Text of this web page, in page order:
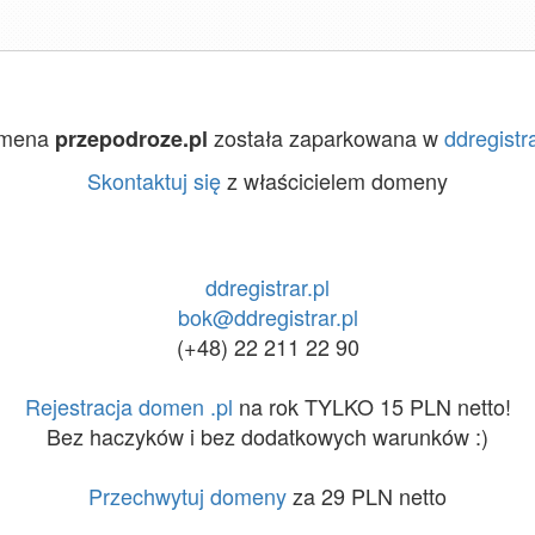
przepodroze.pl została zaparkowana w
Skontaktuj sięz właścicielem domeny
ddregistrar.pl
bok@ddregistrar.pl
(+48) 22 211 22 90
Rejestracja domen .pl na rok TYLKO 15 PLN netto!
Bez haczyków i bez dodatkowych warunków :)
Przechwytuj domenyza 29 PLN netto